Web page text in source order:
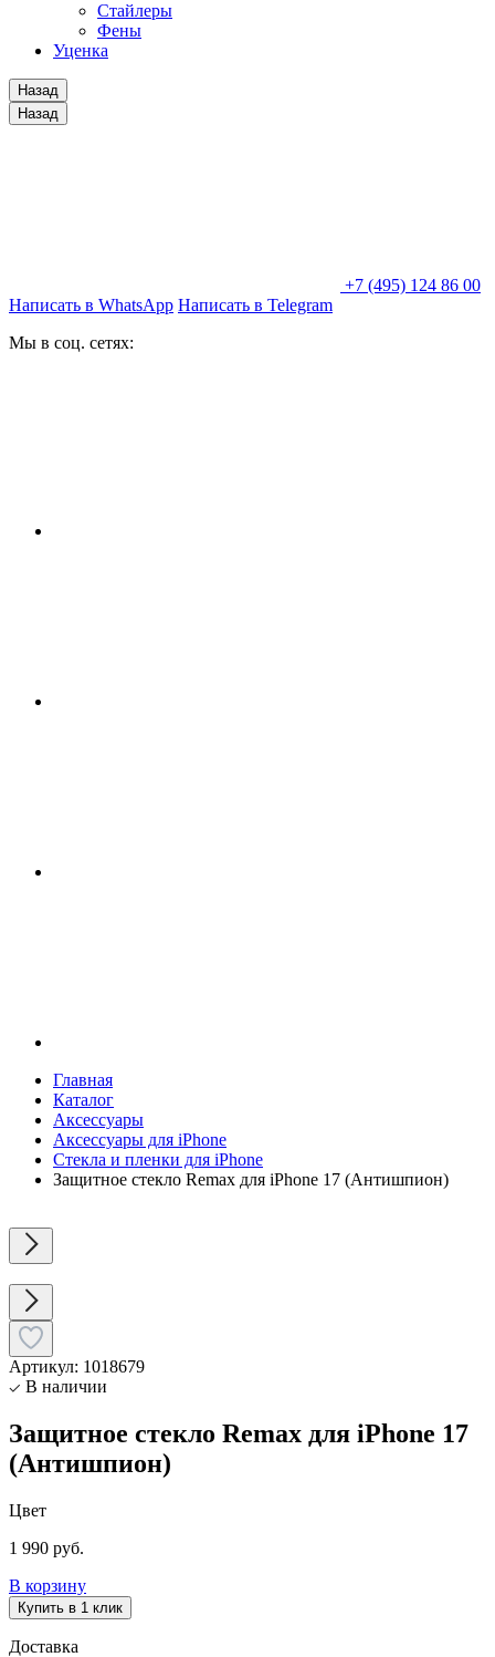
Стайлеры
Фены
Уценка
Назад
Назад
+7 (495) 124 86 00
Написать в WhatsApp Написать в Telegram
Мы в соц. сетях:
Главная
Каталог
Аксессуары
Аксессуары для iPhone
Стекла и пленки для iPhone
Защитное стекло Remax для iPhone 17 (Антишпион)
Артикул: 1018679
В наличии
Защитное стекло Remax для iPhone 17
(Антишпион)
Цвет
1 990 руб.
В корзину
Купить в 1 клик
Доставка